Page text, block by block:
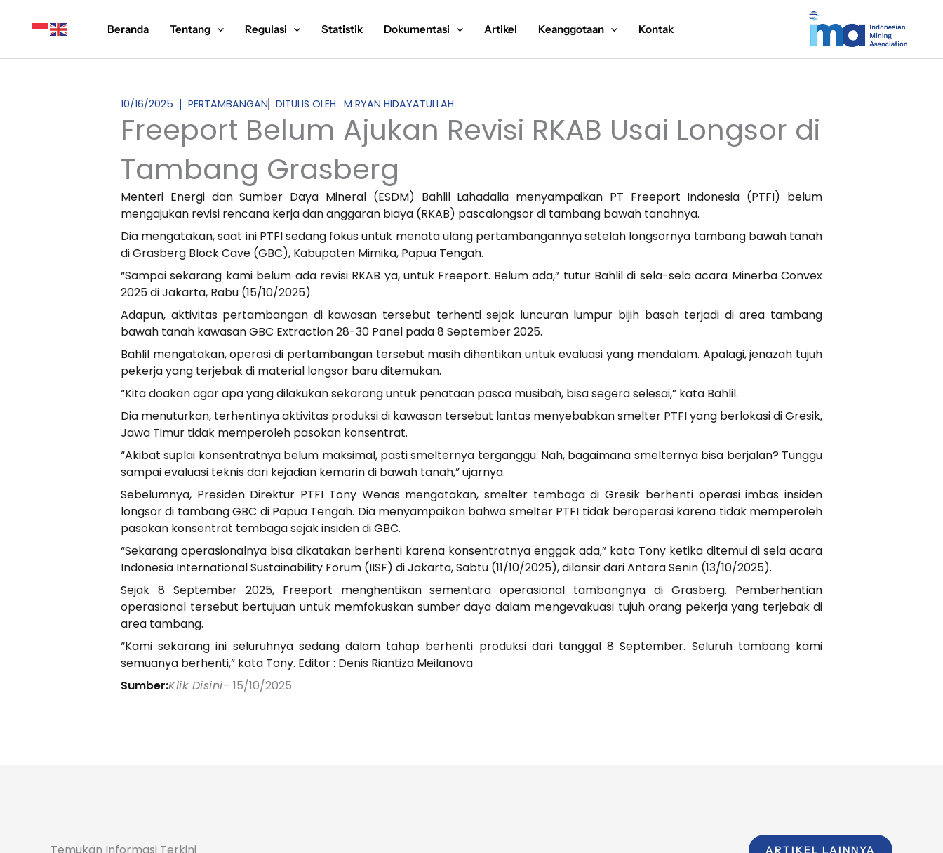
Beranda Tentang Regulasi Statistik Dokumentasi Artikel Keanggotaan Kontak
10/16/2025 PERTAMBANGAN DITULIS OLEH : M RYAN HIDAYATULLAH
Freeport Belum Ajukan Revisi RKAB Usai Longsor di
Tambang Grasberg
Menteri Energi dan Sumber Daya Mineral (ESDM) Bahlil Lahadalia menyampaikan PT Freeport Indonesia (PTFI) belum
mengajukan revisi rencana kerja dan anggaran biaya (RKAB) pascalongsor di tambang bawah tanahnya.
Dia mengatakan, saat ini PTFI sedang fokus untuk menata ulang pertambangannya setelah longsornya tambang bawah tanah
di Grasberg Block Cave (GBC), Kabupaten Mimika, Papua Tengah.
“Sampai sekarang kami belum ada revisi RKAB ya, untuk Freeport. Belum ada,” tutur Bahlil di sela-sela acara Minerba Convex
2025 di Jakarta, Rabu (15/10/2025).
Adapun, aktivitas pertambangan di kawasan tersebut terhenti sejak luncuran lumpur bijih basah terjadi di area tambang
bawah tanah kawasan GBC Extraction 28-30 Panel pada 8 September 2025.
Bahlil mengatakan, operasi di pertambangan tersebut masih dihentikan untuk evaluasi yang mendalam. Apalagi, jenazah tujuh
pekerja yang terjebak di material longsor baru ditemukan.
“Kita doakan agar apa yang dilakukan sekarang untuk penataan pasca musibah, bisa segera selesai,” kata Bahlil.
Dia menuturkan, terhentinya aktivitas produksi di kawasan tersebut lantas menyebabkan smelter PTFI yang berlokasi di Gresik,
Jawa Timur tidak memperoleh pasokan konsentrat.
“Akibat suplai konsentratnya belum maksimal, pasti smelternya terganggu. Nah, bagaimana smelternya bisa berjalan? Tunggu
sampai evaluasi teknis dari kejadian kemarin di bawah tanah,” ujarnya.
Sebelumnya, Presiden Direktur PTFI Tony Wenas mengatakan, smelter tembaga di Gresik berhenti operasi imbas insiden
longsor di tambang GBC di Papua Tengah. Dia menyampaikan bahwa smelter PTFI tidak beroperasi karena tidak memperoleh
pasokan konsentrat tembaga sejak insiden di GBC.
“Sekarang operasionalnya bisa dikatakan berhenti karena konsentratnya enggak ada,” kata Tony ketika ditemui di sela acara
Indonesia International Sustainability Forum (IISF) di Jakarta, Sabtu (11/10/2025), dilansir dari Antara Senin (13/10/2025).
Sejak 8 September 2025, Freeport menghentikan sementara operasional tambangnya di Grasberg. Pemberhentian
operasional tersebut bertujuan untuk memfokuskan sumber daya dalam mengevakuasi tujuh orang pekerja yang terjebak di
area tambang.
“Kami sekarang ini seluruhnya sedang dalam tahap berhenti produksi dari tanggal 8 September. Seluruh tambang kami
semuanya berhenti,” kata Tony. Editor : Denis Riantiza Meilanova
Sumber:Klik Disini– 15/10/2025
Temukan Informasi Terkini ARTIKEL LAINNYA